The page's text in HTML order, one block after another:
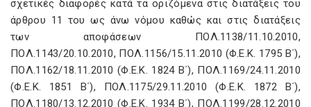
σχετικές διαφορές κατά τα οριζόμενα στις διατάξεις του
άρθρου 11 του ως άνω νόμου καθώς και στις διατάξεις
των αποφάσεων ΠΟΛ.1138/11.10.2010,
ΠΟΛ.1143/20.10.2010, ΠΟΛ.1156/15.11.2010 (Φ.Ε.Κ. 1795 Β΄),
ΠΟΛ.1162/18.11.2010 (Φ.Ε.Κ. 1824 Β΄), ΠΟΛ.1169/24.11.2010
(Φ.Ε.Κ. 1851 Β΄), ΠΟΛ.1175/29.11.2010 (Φ.Ε.Κ. 1872 Β΄),
ΠΟΛ.1180/13.12.2010 (Φ.Ε.Κ. 1934 Β΄), ΠΟΛ.1199/28.12.2010